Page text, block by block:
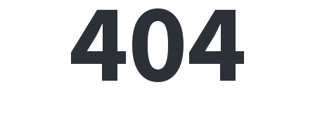
404